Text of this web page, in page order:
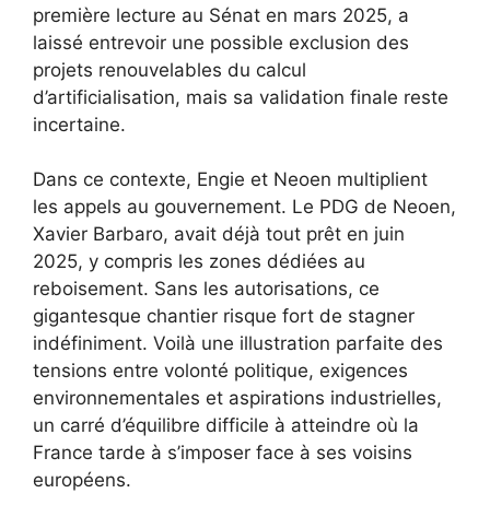
première lecture au Sénat en mars 2025, a
laissé entrevoir une possible exclusion des
projets renouvelables du calcul
d’artificialisation, mais sa validation finale reste
incertaine.
Dans ce contexte, Engie et Neoen multiplient
les appels au gouvernement. Le PDG de Neoen,
Xavier Barbaro, avait déjà tout prêt en juin
2025, y compris les zones dédiées au
reboisement. Sans les autorisations, ce
gigantesque chantier risque fort de stagner
indéfiniment. Voilà une illustration parfaite des
tensions entre volonté politique, exigences
environnementales et aspirations industrielles,
un carré d’équilibre difficile à atteindre où la
France tarde à s’imposer face à ses voisins
européens.